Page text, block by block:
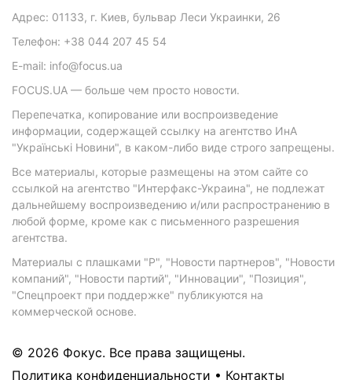
Адрес: 01133, г. Киев, бульвар Леси Украинки, 26
Телефон: +38 044 207 45 54
E-mail: info@focus.ua
FOCUS.UA — больше чем просто новости.
Перепечатка, копирование или воспроизведение
информации, содержащей ссылку на агентство ИнА
"Українські Новини", в каком-либо виде строго запрещены.
Все материалы, которые размещены на этом сайте со
ссылкой на агентство "Интерфакс-Украина", не подлежат
дальнейшему воспроизведению и/или распространению в
любой форме, кроме как с письменного разрешения
агентства.
Материалы с плашками "Р", "Новости партнеров", "Новости
компаний", "Новости партий", "Инновации", "Позиция",
"Спецпроект при поддержке" публикуются на
коммерческой основе.
© 2026 Фокус. Все права защищены.
Политика конфиденциальности • Контакты